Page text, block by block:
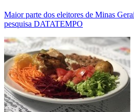
Maior parte dos eleitores de Minas
pesquisa DATATEMPO